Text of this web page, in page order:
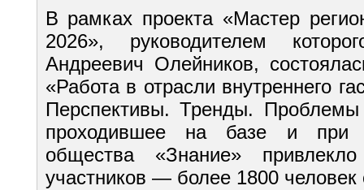
В рамках проекта «Мастер
2026», руководителем
Андреевич Олейников,
«Работа в отрасли внутреннего
Перспективы. Тренды.
проходившее на базе и при
общества «Знание»
участников — более 1800 человек